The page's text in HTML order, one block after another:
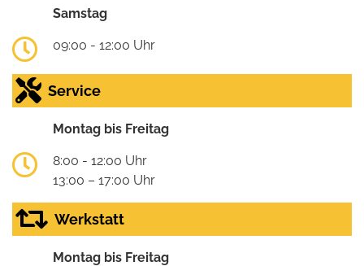
Samstag
09:00 - 12:00 Uhr
Service
Montag bis Freitag
8:00 - 12:00 Uhr
13:00 – 17:00 Uhr
Werkstatt
Montag bis Freitag